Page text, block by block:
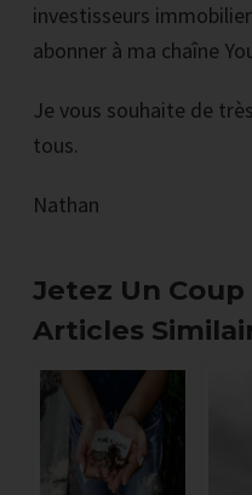
investisseurs
abonner à ma chaîne
Je vous souhaite de
tous.
Nathan
Jetez Un Coup
Articles